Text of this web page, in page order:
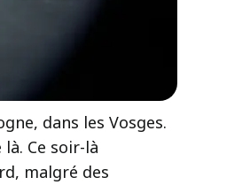
dans les Vosges.
Ce soir-là
malgré des